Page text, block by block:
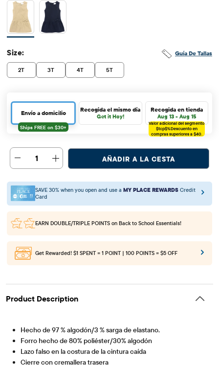
Guía De Tallas
Size:
2T 3T 4T 5T
Envío a domicilio Recogida el mismo día
Get it Hoy!
Recogida en tienda
Aug 13 - Aug 15
Valor adicional del segmento
$tcp$%Descuento en
compras superiores a $40.
1 AÑADIR A LA CESTA
SAVE 30% when you open and use a MY PLACE REWARDS Credit
Card
EARN DOUBLE/TRIPLE POINTS on Back to School Essentials!
Get Rewarded! $1 SPENT = 1 POINT | 100 POINTS = $5 OFF
Product Description
Hecho de 97 % algodón/3 % sarga de elastano.
Forro hecho de 80% poliéster/30% algodón
Lazo falso en la costura de la cintura caída
Cierre con cremallera trasera